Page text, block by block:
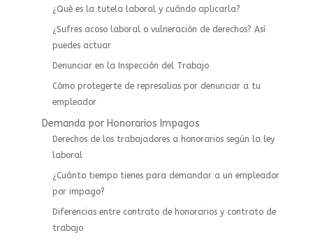
¿Qué es la tutela laboral y cuándo aplicarla?
¿Sufres acoso laboral o vulneración de derechos? Así
puedes actuar
⁠Denunciar en la Inspección del Trabajo
Cómo protegerte de represalias por denunciar a tu
empleador
Demanda por Honorarios Impagos
Derechos de los trabajadores a honorarios según la ley
laboral
¿Cuánto tiempo tienes para demandar a un empleador
por impago?
Diferencias entre contrato de honorarios y contrato de
trabajo